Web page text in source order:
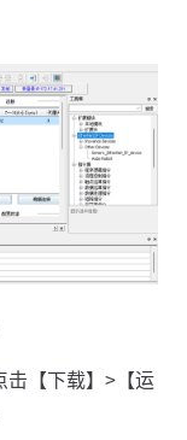
击【下载】>【运